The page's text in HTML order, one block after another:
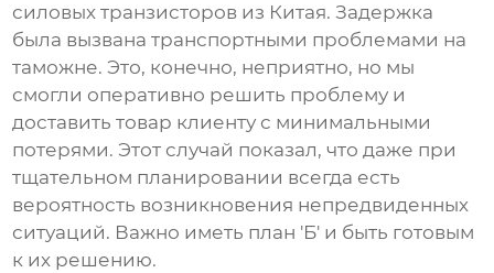
силовых транзисторов из Китая. Задержка
была вызвана транспортными проблемами на
таможне. Это, конечно, неприятно, но мы
смогли оперативно решить проблему и
доставить товар клиенту с минимальными
потерями. Этот случай показал, что даже при
тщательном планировании всегда есть
вероятность возникновения непредвиденных
ситуаций. Важно иметь план 'Б' и быть готовым
к их решению.